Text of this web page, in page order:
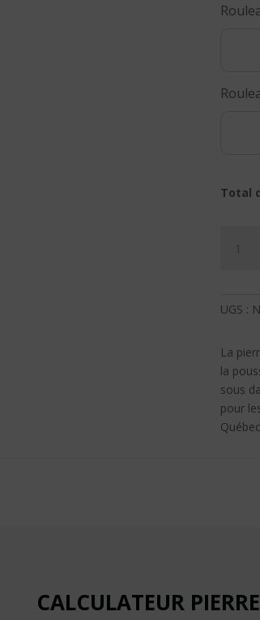
Total
0-
DB
en
vrac
UGS :
La
la
sous
pour
CALCULATEUR